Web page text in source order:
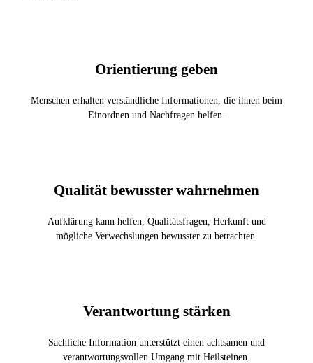
Orientierung geben
Menschen erhalten verständliche Informationen, die ihnen beim
Einordnen und Nachfragen helfen.
Qualität bewusster wahrnehmen
Aufklärung kann helfen, Qualitätsfragen, Herkunft und
mögliche Verwechslungen bewusster zu betrachten.
Verantwortung stärken
Sachliche Information unterstützt einen achtsamen und
verantwortungsvollen Umgang mit Heilsteinen.